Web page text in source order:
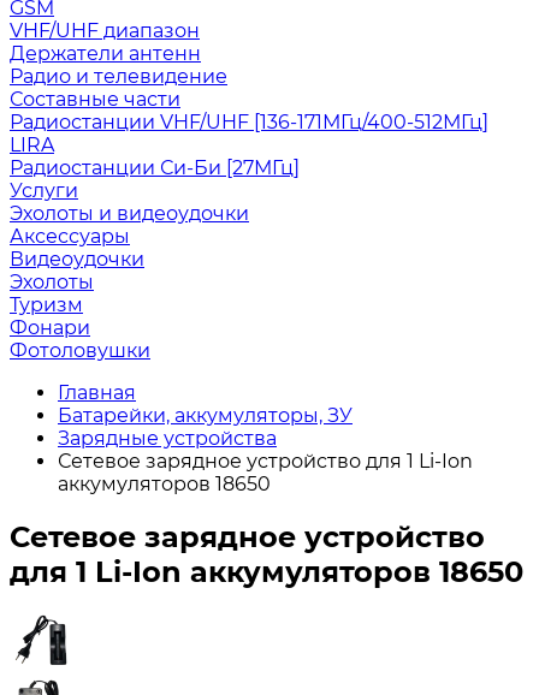
GSM
VHF/UHF диапазон
Держатели антенн
Радио и телевидение
Составные части
Радиостанции VHF/UHF [136-171МГц/400-512МГц]
LIRA
Радиостанции Си-Би [27МГц]
Услуги
Эхолоты и видеоудочки
Аксессуары
Видеоудочки
Эхолоты
Туризм
Фонари
Фотоловушки
Главная
Батарейки, аккумуляторы, ЗУ
Зарядные устройства
Сетевое зарядное устройство для 1 Li-Ion
аккумуляторов 18650
Сетевое зарядное устройство
для 1 Li-Ion аккумуляторов 18650